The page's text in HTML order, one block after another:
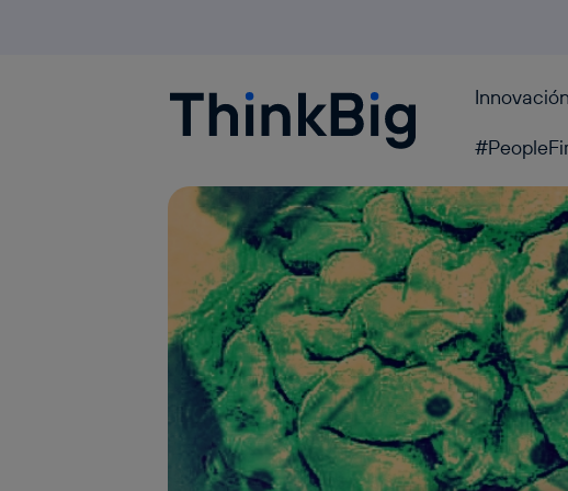
Blogthinkbig.com Innovación